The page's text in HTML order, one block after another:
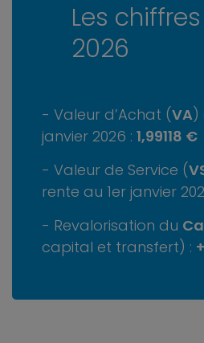
Les
2026
Valeur d’Achat (VA)
janvier 2026 : 1,99118 €
Valeur de Service (
rente au 1er janvier
Revalorisation du
capital et transfert) :